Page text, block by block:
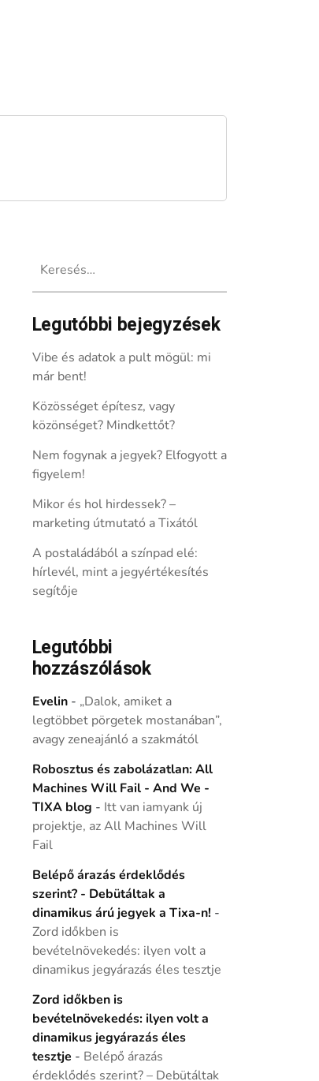
Legutóbbi bejegyzések
Vibe és adatok a pult mögül: mi
már bent!
Közösséget építesz, vagy
közönséget? Mindkettőt?
Nem fogynak a jegyek? Elfogyott a
figyelem!
Mikor és hol hirdessek? –
marketing útmutató a Tixától
A postaládából a színpad elé:
hírlevél, mint a jegyértékesítés
segítője
Legutóbbi
hozzászólások
Evelin- „Dalok, amiket a
legtöbbet pörgetek mostanában”,
avagy zeneajánló a szakmától
Robosztus és zabolázatlan: All
Machines Will Fail - And We -
TIXA blog - Itt van iamyank új
projektje, az All Machines Will
Fail
Belépő árazás érdeklődés
szerint? - Debütáltak a
dinamikus árú jegyek a Tixa-n! -
Zord időkben is
bevételnövekedés: ilyen volt a
dinamikus jegyárazás éles tesztje
Zord időkben is
bevételnövekedés: ilyen volt a
dinamikus jegyárazás éles
tesztje - Belépő árazás
érdeklődés szerint? – Debütáltak